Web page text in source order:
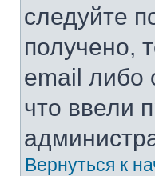
следуйте
получено,
email либо
что ввели
Вернуться к